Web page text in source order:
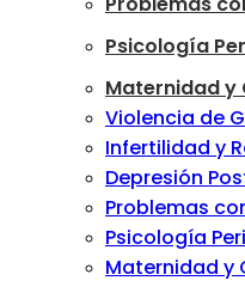
Psicología
Maternidad y
Violencia de
Infertilidad y
Depresión
Problemas
Psicología
Maternidad y